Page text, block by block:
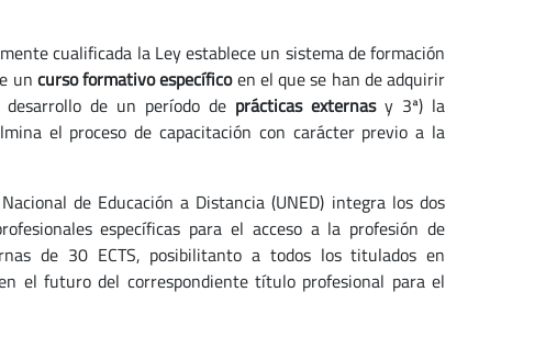
cualificada la Ley establece un sistema de formación
un curso formativo específicoen el que se han de adquirir
desarrollo de un período de prácticas externas y 3ª) la
el proceso de capacitación con carácter previo a la
de Educación a Distancia (UNED) integra los dos
específicas para el acceso a la profesión de
de 30 ECTS, posibilitanto a todos los titulados en
el futuro del correspondiente título profesional para el